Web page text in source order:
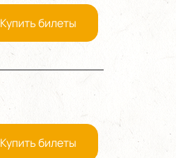
Купить билеты
Купить билеты